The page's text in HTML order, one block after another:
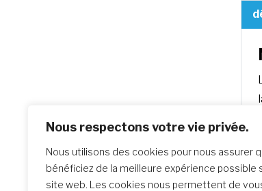
Nous respectons votre vie privée.
Nous utilisons des cookies pour nous assurer
bénéficiez de la meilleure expérience possible
site web. Les cookies nous permettent de